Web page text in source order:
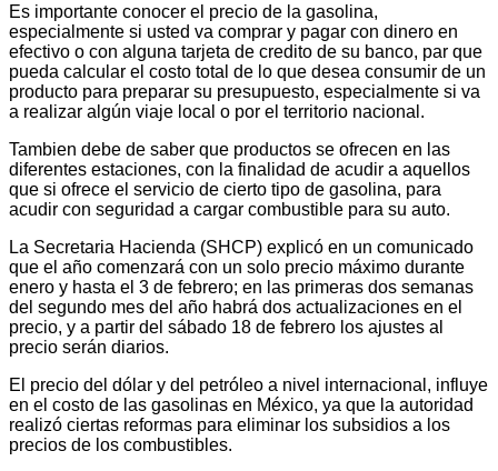
Es importante conocer el precio de la gasolina,
especialmente si usted va comprar y pagar con dinero en
efectivo o con alguna tarjeta de credito de su banco, par que
pueda calcular el costo total de lo que desea consumir de un
producto para preparar su presupuesto, especialmente si va
a realizar algún viaje local o por el territorio nacional.
Tambien debe de saber que productos se ofrecen en las
diferentes estaciones, con la finalidad de acudir a aquellos
que si ofrece el servicio de cierto tipo de gasolina, para
acudir con seguridad a cargar combustible para su auto.
La Secretaria Hacienda (SHCP) explicó en un comunicado
que el año comenzará con un solo precio máximo durante
enero y hasta el 3 de febrero; en las primeras dos semanas
del segundo mes del año habrá dos actualizaciones en el
precio, y a partir del sábado 18 de febrero los ajustes al
precio serán diarios.
El precio del dólar y del petróleo a nivel internacional, influye
en el costo de las gasolinas en México, ya que la autoridad
realizó ciertas reformas para eliminar los subsidios a los
precios de los combustibles.